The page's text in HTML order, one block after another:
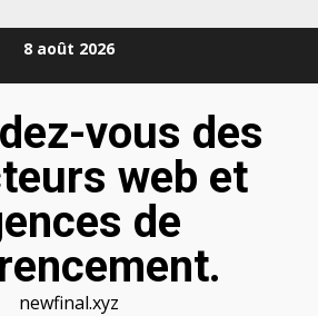
8 août 2026
vous des
web et
de
newfinal.xyz